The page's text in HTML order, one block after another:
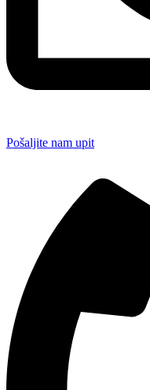
Pošaljite nam upit